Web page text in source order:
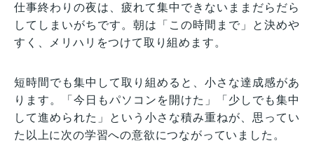
仕事終わりの夜は、疲れて集中できないままだらだら
してしまいがちです。朝は「この時間まで」と決めや
すく、メリハリをつけて取り組めます。
短時間でも集中して取り組めると、小さな達成感があ
ります。「今日もパソコンを開けた」「少しでも集中
して進められた」という小さな積み重ねが、思ってい
た以上に次の学習への意欲につながっていました。